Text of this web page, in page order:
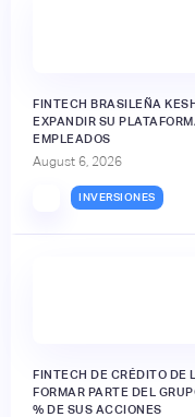
FINTECH BRASILEÑA
EXPANDIR SU
EMPLEADOS
August 6, 2026
INVERSIONES
FINTECH DE CRÉDITO DE
FORMAR PARTE DEL
% DE SUS ACCIONES